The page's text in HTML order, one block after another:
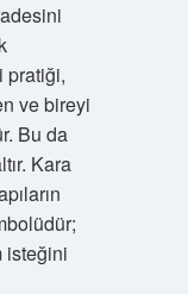
pratiği,
ve bireyi
Bu da
Kara
isteğini